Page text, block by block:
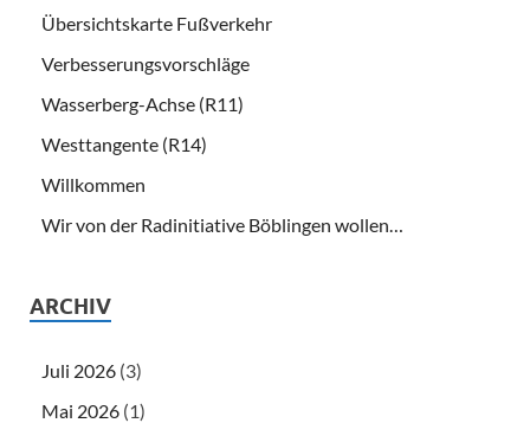
Übersichtskarte Fußverkehr
Verbesserungsvorschläge
Wasserberg-Achse (R11)
Westtangente (R14)
Willkommen
Wir von der Radinitiative Böblingen wollen…
ARCHIV
Juli 2026 (3)
Mai 2026 (1)